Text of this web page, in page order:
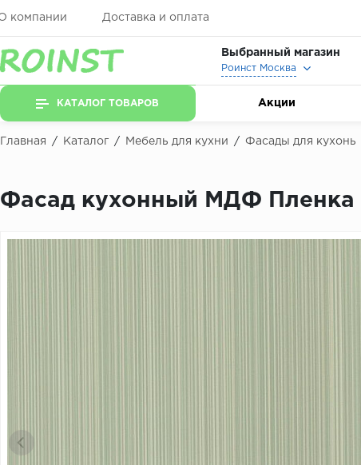
компании Доставка и оплата
Выбранный магазин
Роинст Москва
КАТАЛОГ ТОВАРОВ Акции
Главная / Каталог / Мебель для кухни / Фасады для кухонь
Фасад кухонный МДФ